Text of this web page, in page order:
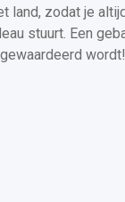
land, zodat je
stuurt. Een
gewaardeerd wordt!